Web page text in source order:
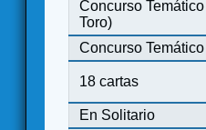
Concurso
Toro)
Concurso
18 cartas
En Solitario